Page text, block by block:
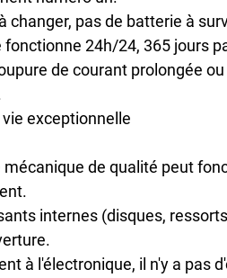
changer, pas de batterie à
24h/24, 365 jours
de courant prolongée
exceptionnelle
mécanique de qualité peut
internes (disques,
à l'électronique, il n'y a pas